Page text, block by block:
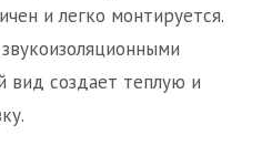
и легко монтируется.
вид создает теплую и